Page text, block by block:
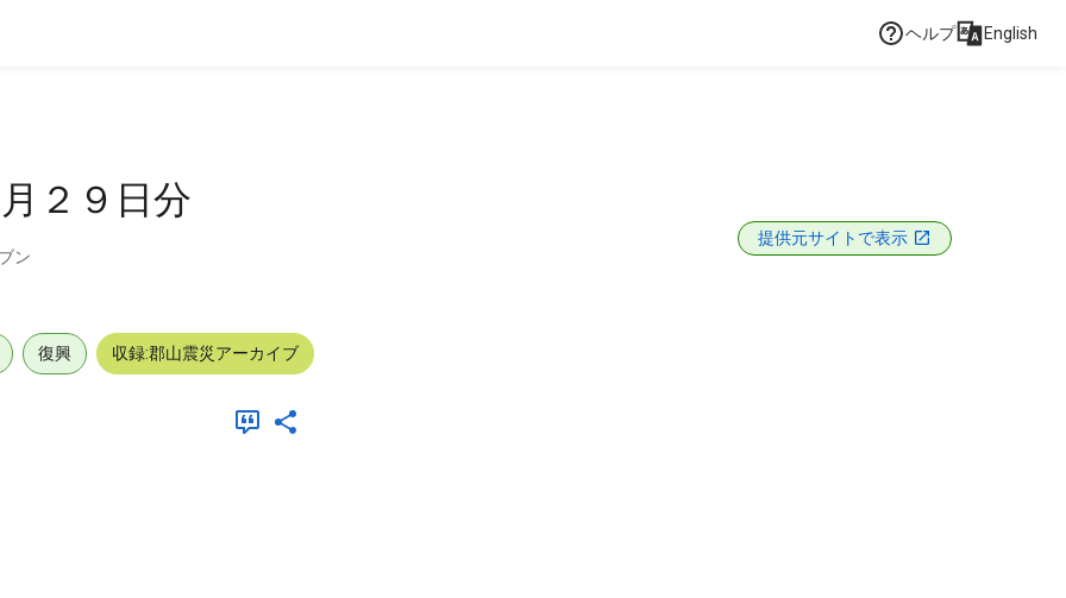
ヘルプ English
２９日分
ン
提供元サイトで表示
復興 収録:郡山震災アーカイブ